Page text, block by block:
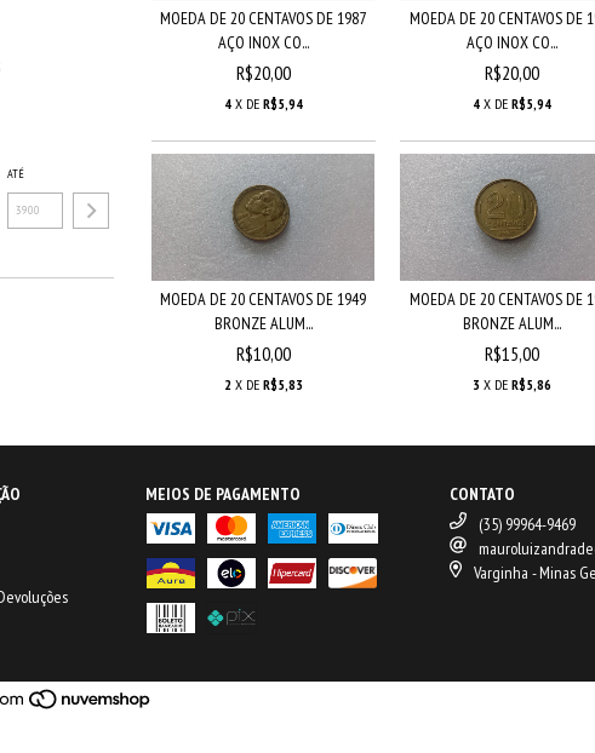
ATÉ
MOEDA DE 20 CENTAVOS DE 1987
AÇO INOX CO...
R$20,00
4 X DE R$5,94
MOEDA DE 20 CENTAVOS DE
AÇO INOX CO...
R$20,00
4 X DER$5,94
MOEDA DE 20 CENTAVOS DE 1949
BRONZE ALUM...
R$10,00
2 X DE R$5,83
MOEDA DE 20 CENTAVOS DE
BRONZE ALUM...
R$15,00
3 X DER$5,86
MEIOS DE PAGAMENTO
CONTATO
(35) 99964-9469
Varginha - Minas